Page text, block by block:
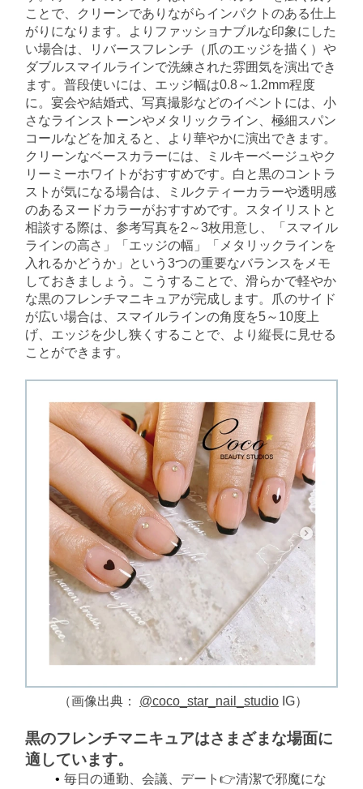
ことで、クリーンでありながらインパクトのある仕上
がりになります。よりファッショナブルな印象にした
い場合は、リバースフレンチ（爪のエッジを描く）や
ダブルスマイルラインで洗練された雰囲気を演出でき
ます。普段使いには、エッジ幅は0.8～1.2mm程度
に。宴会や結婚式、写真撮影などのイベントには、小
さなラインストーンやメタリックライン、極細スパン
コールなどを加えると、より華やかに演出できます。
クリーンなベースカラーには、ミルキーベージュやク
リーミーホワイトがおすすめです。白と黒のコントラ
ストが気になる場合は、ミルクティーカラーや透明感
のあるヌードカラーがおすすめです。スタイリストと
相談する際は、参考写真を2～3枚用意し、「スマイル
ラインの高さ」「エッジの幅」「メタリックラインを
入れるかどうか」という3つの重要なバランスをメモ
しておきましょう。こうすることで、滑らかで軽やか
な黒のフレンチマニキュアが完成します。爪のサイド
が広い場合は、スマイルラインの角度を5～10度上
げ、エッジを少し狭くすることで、より縦長に見せる
ことができます。
（画像出典： @coco_star_nail_studio IG）
黒のフレンチマニキュアはさまざまな場面に
適しています。
毎日の通勤、会議、デート👉清潔で邪魔にな